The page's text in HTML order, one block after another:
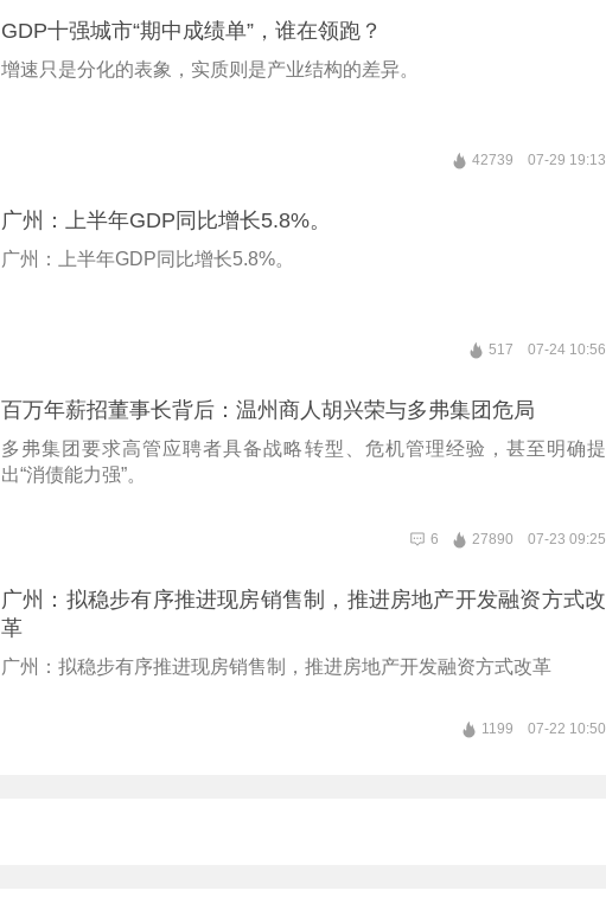
GDP十强城市“期中成绩单”，谁在领跑？
增速只是分化的表象，实质则是产业结构的差异。
42739 07-29 19:13
广州：上半年GDP同比增长5.8%。
广州：上半年GDP同比增长5.8%。
517 07-24 10:56
百万年薪招董事长背后：温州商人胡兴荣与多弗集团危局
多弗集团要求高管应聘者具备战略转型、危机管理经验，甚至明确提
出“消债能力强”。
6 27890 07-23 09:25
广州：拟稳步有序推进现房销售制，推进房地产开发融资方式改
革
广州：拟稳步有序推进现房销售制，推进房地产开发融资方式改革
1199 07-22 10:50